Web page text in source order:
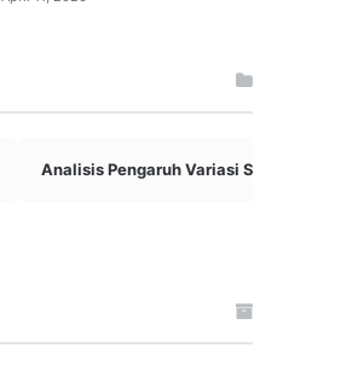
Analisis Pengaruh Variasi Skema